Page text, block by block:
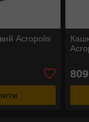
Acropolis
809